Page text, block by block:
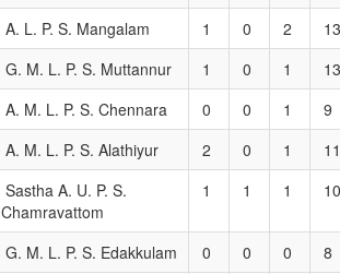
A. L. P. S. Mangalam 1 0 2
13
G. M. L. P. S. Muttannur 1 0 1
13
A. M. L. P. S. Chennara 0 0 1
9
A. M. L. P. S. Alathiyur 2 0 1
11
Sastha A. U. P. S.
Chamravattom
1 1 1 10
G. M. L. P. S. Edakkulam 0 0 0
8